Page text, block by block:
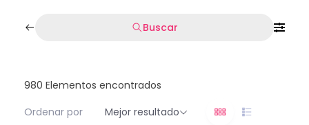
Buscar
980 Elementos encontrados
Ordenar por
Mejor resultado